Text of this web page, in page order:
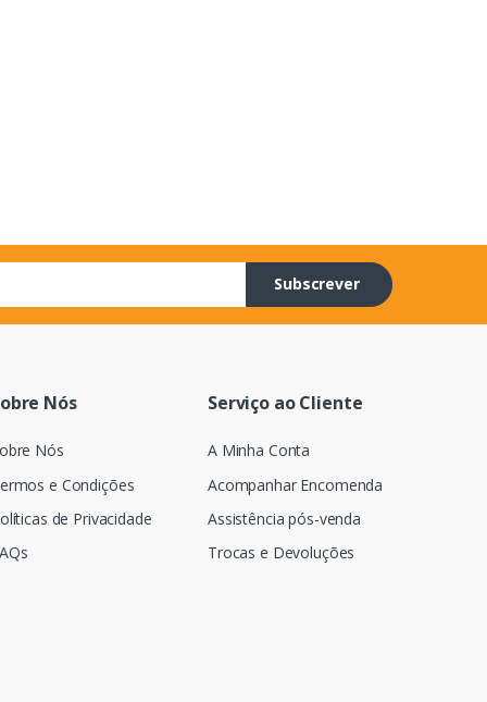
Subscrever
Nós
Nós
e Condições
de Privacidade
Serviço ao Cliente
A Minha Conta
Acompanhar Encomenda
Assistência pós-venda
Trocas e Devoluções